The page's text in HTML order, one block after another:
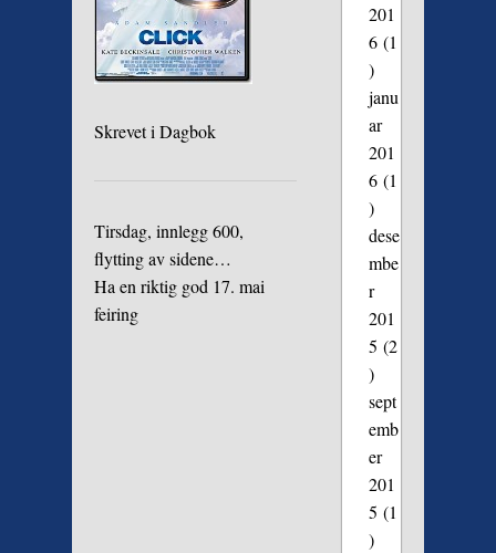
Skrevet i Dagbok
Tirsdag, innlegg 600,
flytting av sidene…
Ha en riktig god 17. mai
feiring
201
6(1
)
janu
ar
201
6(1
)
dese
mbe
r
201
5 (2
)
sept
emb
er
201
5 (1
)